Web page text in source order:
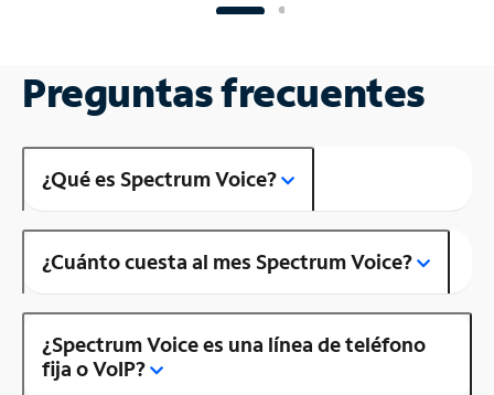
Preguntas frecuentes
¿Qué es Spectrum Voice?
¿Cuánto cuesta al mes Spectrum Voice?
¿Spectrum Voice es una línea de teléfono
fija o VoIP?